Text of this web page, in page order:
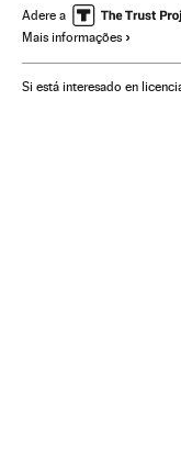
Adere a
Mais informações
Si está interesado en